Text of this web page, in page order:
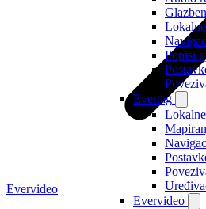
Popisi
Evertag
Evervideo
Evervideo